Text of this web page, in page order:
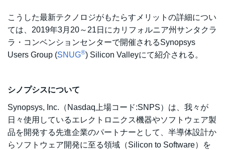
こうした最新テクノロジがもたらすメリットの詳細につい
ては、2019年3月20～21日にカリフォルニア州サンタクラ
ラ・コンベンションセンターで開催されるSynopsys
Users Group (SNUG®) Silicon Valleyにて紹介される。
シノプシスについて
Synopsys, Inc.（Nasdaq上場コード:SNPS）は、我々が
日々使用しているエレクトロニクス機器やソフトウェア製
品を開発する先進企業のパートナーとして、半導体設計か
らソフトウェア開発に至る領域（Silicon to Software）を